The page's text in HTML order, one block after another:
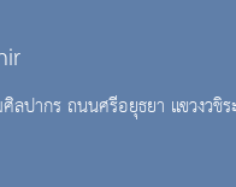
ปากร ถนนศรีอยุธยา แขวงวชิ